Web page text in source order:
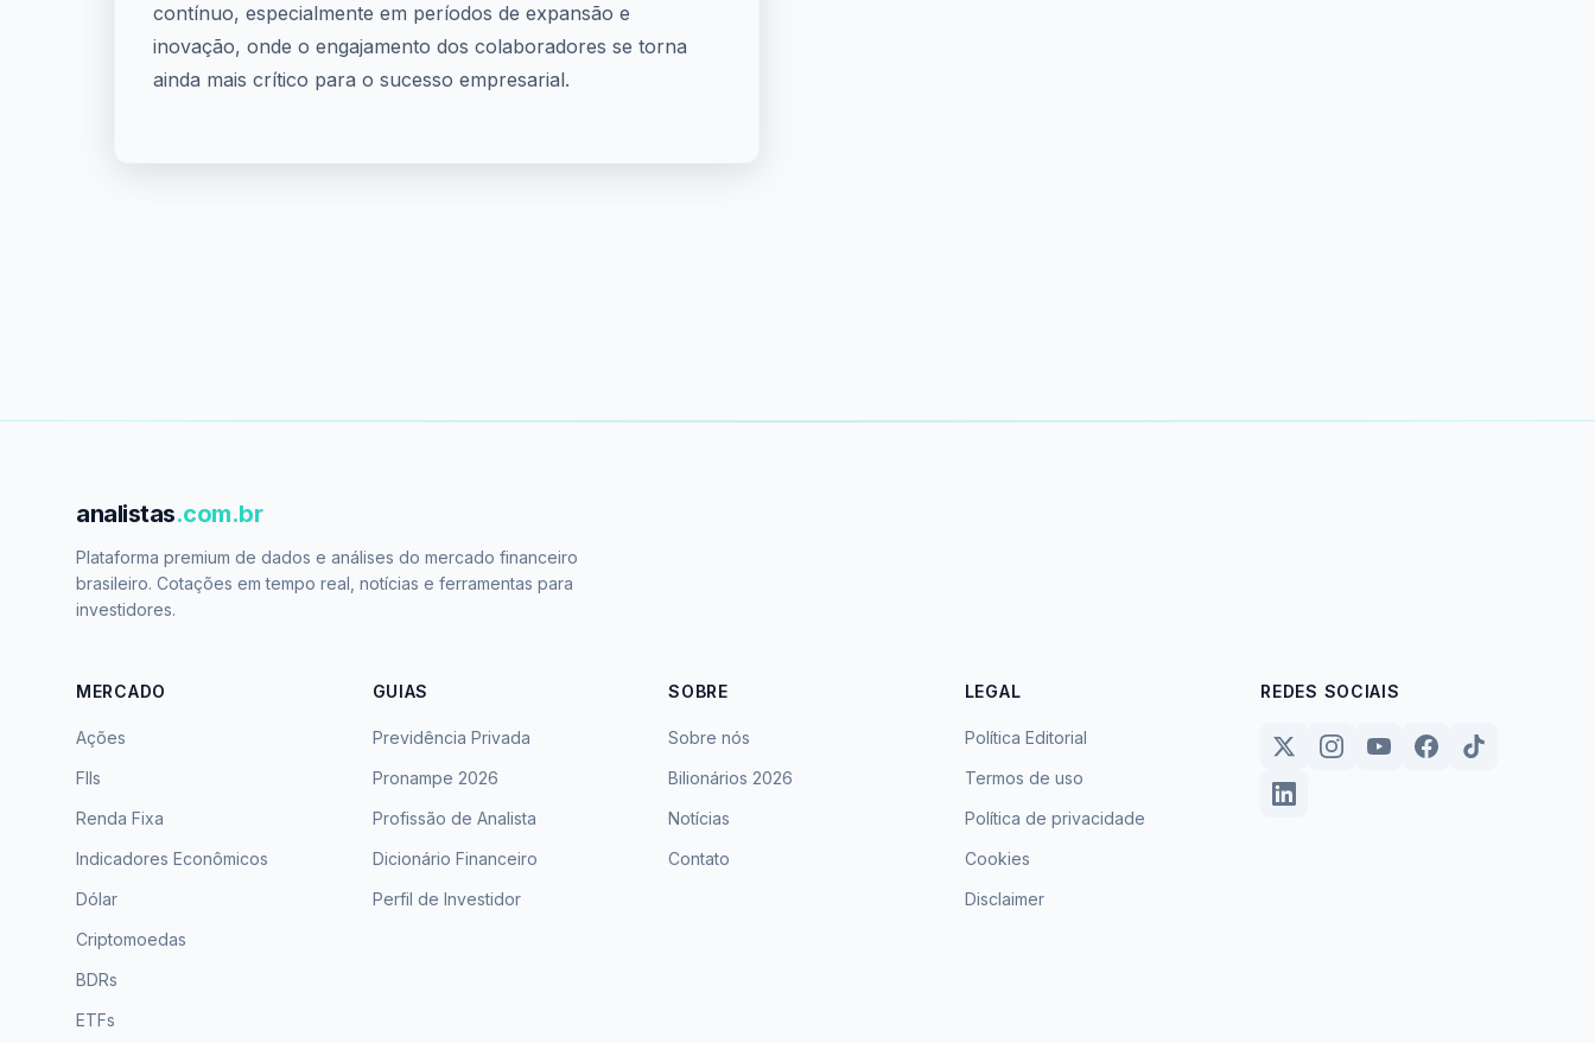
contínuo, especialmente em períodos de expansão e
inovação, onde o engajamento dos colaboradores se torna
ainda mais crítico para o sucesso empresarial.
analistas.com.br
Plataforma premium de dados e análises do mercado financeiro
brasileiro. Cotações em tempo real, notícias e ferramentas para
investidores.
MERCADO
Ações
FIIs
Renda Fixa
Indicadores Econômicos
Dólar
Criptomoedas
BDRs
ETFs
GUIAS
Previdência Privada
Pronampe 2026
Profissão de Analista
Dicionário Financeiro
Perfil de Investidor
SOBRE
Sobre nós
Bilionários 2026
Notícias
Contato
LEGAL
Política Editorial
Termos de uso
Política de privacidade
Cookies
Disclaimer
REDES SOCIAIS